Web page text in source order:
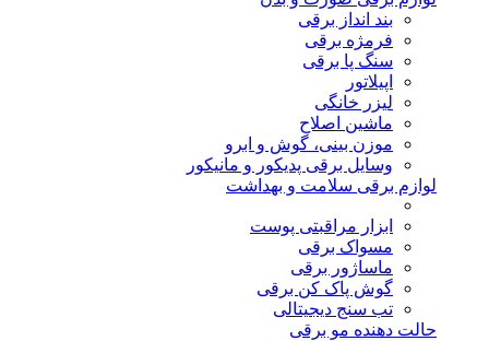
بند انداز برقی
فرمژه برقی
سنگ پا برقی
اپیلاتور
لیزر خانگی
ماشین اصلاح
موزن بینی، گوش و ابرو
وسایل برقی پدیکور و مانیکور
لوازم برقی سلامت و بهداشت
ابزار مراقبتی پوست
مسواک برقی
ماساژور برقی
گوش پاک کن برقی
تب سنج دیجیتالی
حالت دهنده مو برقی